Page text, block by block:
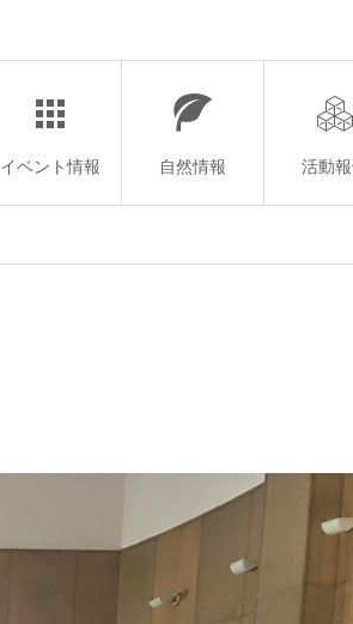
イベント情報 自然情報 活動